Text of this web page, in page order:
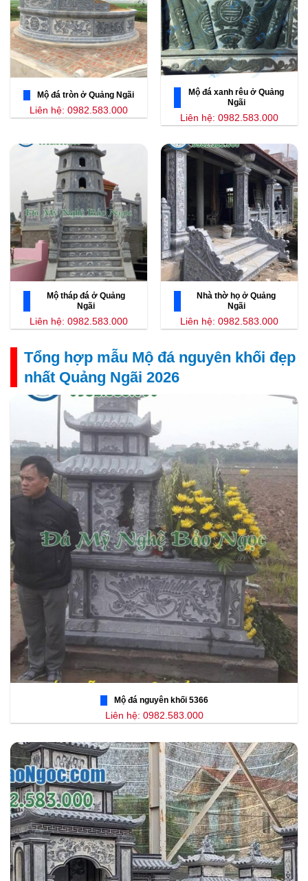
Mộ đá tròn ở Quảng Ngãi
Liên hệ: 0982.583.000
Mộ đá xanh rêu ở Quảng
Ngãi
Liên hệ: 0982.583.000
Mộ tháp đá ở Quảng
Ngãi
Liên hệ: 0982.583.000
Nhà thờ họ ở Quảng
Ngãi
Liên hệ: 0982.583.000
Tổng hợp mẫu Mộ đá nguyên khối đẹp
nhất Quảng Ngãi 2026
Mộ đá nguyên khối 5366
Liên hệ: 0982.583.000